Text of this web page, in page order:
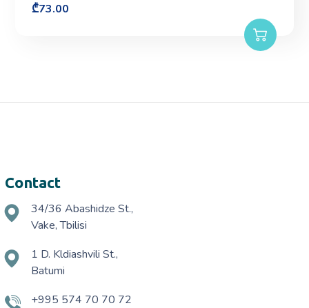
₾73.00
Contact
34/36 Abashidze St.,
Vake, Tbilisi
1 D. Kldiashvili St.,
Batumi
+995 574 70 70 72